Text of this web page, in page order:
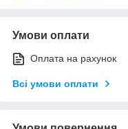
Умови оплати
Оплата на рахунок
Всі умови оплати